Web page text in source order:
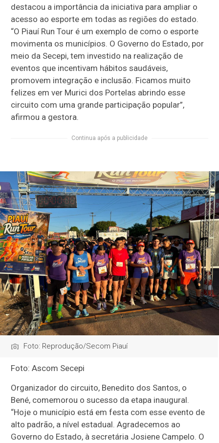
destacou a importância da iniciativa para ampliar o
acesso ao esporte em todas as regiões do estado.
“O Piauí Run Tour é um exemplo de como o esporte
movimenta os municípios. O Governo do Estado, por
meio da Secepi, tem investido na realização de
eventos que incentivam hábitos saudáveis,
promovem integração e inclusão. Ficamos muito
felizes em ver Murici dos Portelas abrindo esse
circuito com uma grande participação popular”,
afirmou a gestora.
Continua após a publicidade
Foto: Reprodução/Secom Piauí
Foto: Ascom Secepi
Organizador do circuito, Benedito dos Santos, o
Bené, comemorou o sucesso da etapa inaugural.
“Hoje o município está em festa com esse evento de
alto padrão, a nível estadual. Agradecemos ao
Governo do Estado, à secretária Josiene Campelo. O